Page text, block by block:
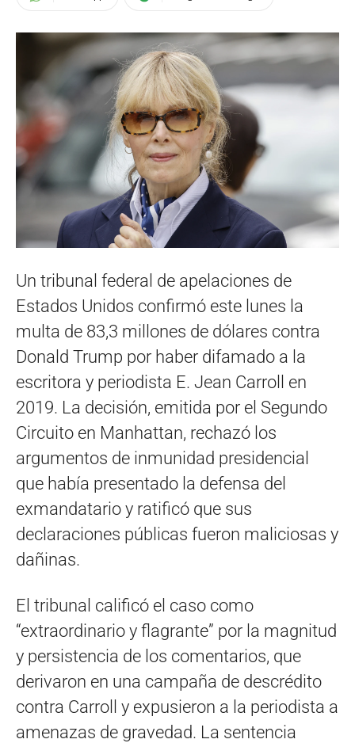
Un tribunal federal de apelaciones de
Estados Unidos confirmó este lunes la
multa de 83,3 millones de dólares contra
Donald Trump por haber difamado a la
escritora y periodista E. Jean Carroll en
2019. La decisión, emitida por el Segundo
Circuito en Manhattan, rechazó los
argumentos de inmunidad presidencial
que había presentado la defensa del
exmandatario y ratificó que sus
declaraciones públicas fueron maliciosas y
dañinas.
El tribunal calificó el caso como
“extraordinario y flagrante” por la magnitud
y persistencia de los comentarios, que
derivaron en una campaña de descrédito
contra Carroll y expusieron a la periodista a
amenazas de gravedad. La sentencia